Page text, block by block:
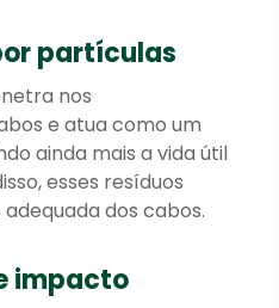
partículas
nos
e atua como um
ainda mais a vida útil
esses resíduos
dos cabos.
impacto